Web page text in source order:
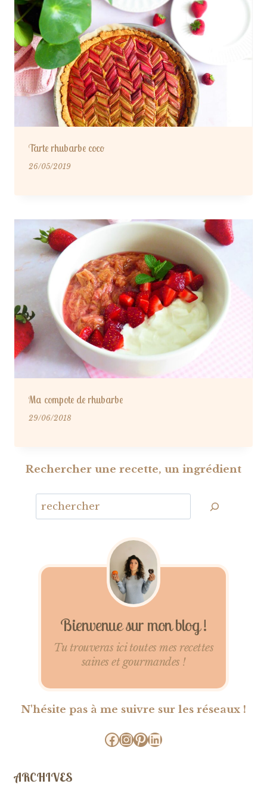
Tarte rhubarbe coco
26/05/2019
Ma compote de rhubarbe
29/06/2018
Rechercher une recette, un ingrédient
Bienvenue sur mon blog !
Tu trouveras ici toutes mes recettes
saines et gourmandes !
N'hésite pas à me suivre sur les réseaux !
Facebook
Instagram
Pinterest
LinkedIn
ARCHIVES